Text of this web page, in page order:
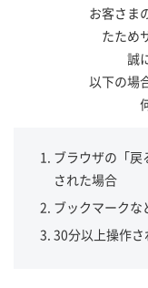
お客さま
たため
誠
以下の場
ブラウザの「戻
された場合
ブックマークな
30分以上操作